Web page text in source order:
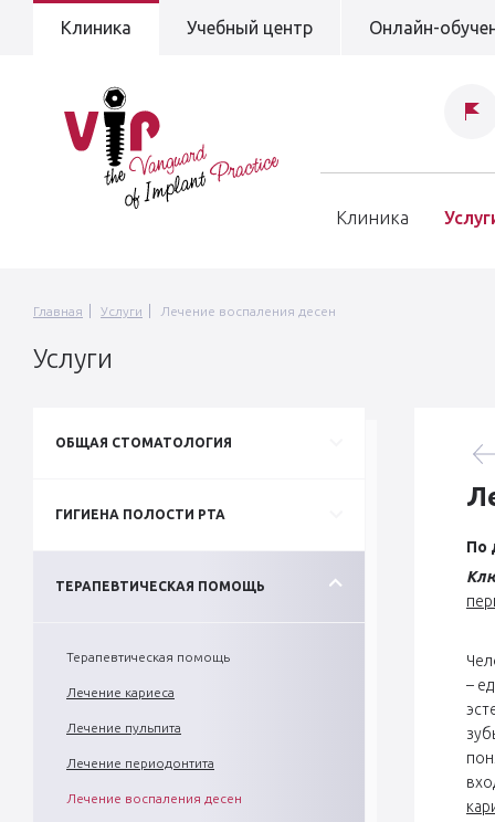
Клиника Учебный центр Онлайн-
Клиника
Главная Услуги Лечение воспаления десен
Услуги
ОБЩАЯ СТОМАТОЛОГИЯ
ГИГИЕНА ПОЛОСТИ РТА
ТЕРАПЕВТИЧЕСКАЯ ПОМОЩЬ
Терапевтическая помощь
Лечение кариеса
Лечение пульпита
Лечение периодонтита
Лечение воспаления десен
По
–